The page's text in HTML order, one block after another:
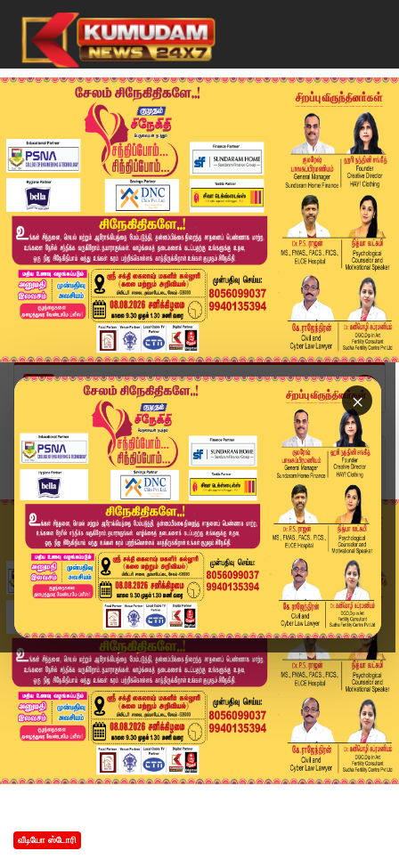
×
Home
வீடியோ ஸ்டோரி
கனல் கண்ணன் கேட்ட முன்ஜாமின்... நீதிமன்றம் போட்...
வீடியோ ஸ்டோரி